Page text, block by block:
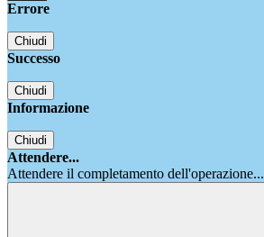
Errore
Chiudi
Successo
Chiudi
Informazione
Chiudi
Attendere...
Attendere il completamento dell'operazione...